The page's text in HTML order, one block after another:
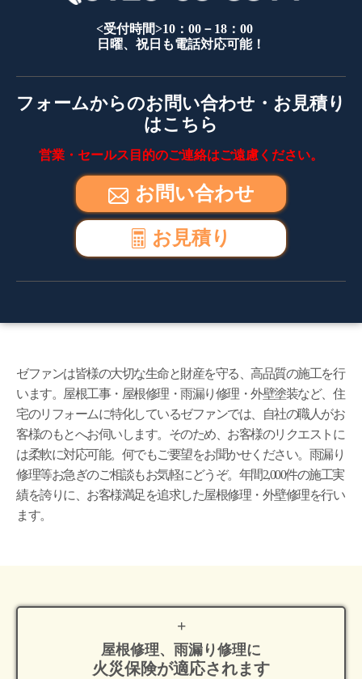
<受付時間>10：00－18：00
日曜、祝日も電話対応可能！
フォームからのお問い合わせ・お見積り
はこちら
営業・セールス目的のご連絡はご遠慮ください。
お問い合わせ
お見積り
ゼファンは皆様の大切な生命と財産を守る、高品質の施工を行
います。屋根工事・屋根修理・雨漏り修理・外壁塗装など、住
宅のリフォームに特化しているゼファンでは、自社の職人がお
客様のもとへお伺いします。そのため、お客様のリクエストに
は柔軟に対応可能。何でもご要望をお聞かせください。雨漏り
修理等お急ぎのご相談もお気軽にどうぞ。年間2,000件の施工実
績を誇りに、お客様満足を追求した屋根修理・外壁修理を行い
ます。
屋根修理、雨漏り修理に
火災保険が適応されます